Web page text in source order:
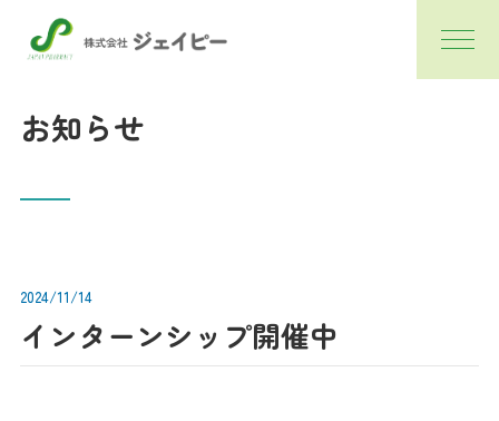
お知らせ
2024/11/14
インターンシップ開催中